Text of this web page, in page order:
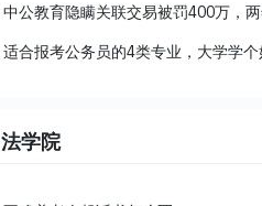
中公教育隐瞒关联交易被罚400万，
适合报考公务员的4类专业，大学学
法学院